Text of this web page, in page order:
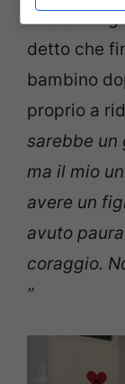
di avere
detto che
bambino
proprio a
sarebbe un
ma il mio
avere un
avuto
coraggio.
”